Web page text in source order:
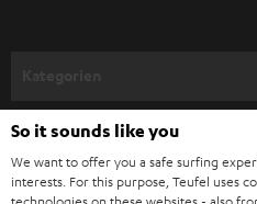
Anlagen kannst du je nach Typ auch
Player oderPlattenspielermit
anschließen oder bequem per
Kabelgebundene Party-Lautsprecher
HEIMKINO
HEIMKINO-KOMPLETTANLAGEN
Unternehmen
SUPPORT
Teufel Onlineshops
So it sounds like you
We want to offer you a safe surfing
interests. For this purpose, Teufel uses